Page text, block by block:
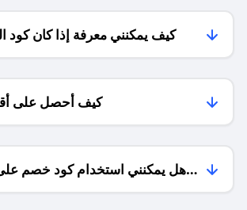
كيف يمكنني معرفة إذا كان كود
كيف أحصل على
هل يمكنني استخدام كود خصم